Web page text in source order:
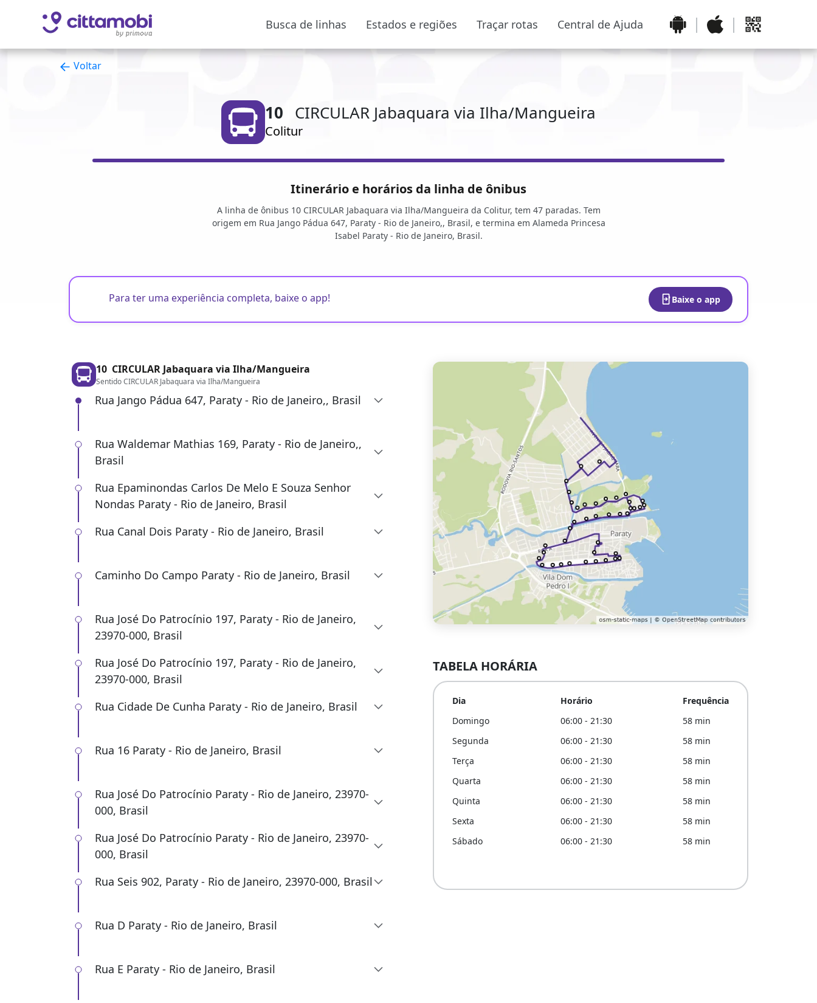
Busca de linhas Estados e regiões Traçar rotas Central de Ajuda
Voltar
10 CIRCULAR Jabaquara via Ilha/Mangueira
Colitur
Itinerário e horários da linha de ônibus
A linha de ônibus 10 CIRCULAR Jabaquara via Ilha/Mangueira da Colitur, tem 47 paradas. Tem
origem em Rua Jango Pádua 647, Paraty - Rio de Janeiro,, Brasil, e termina em Alameda Princesa
Isabel Paraty - Rio de Janeiro, Brasil.
Para ter uma experiência completa, baixe o app! Baixe o app
10 CIRCULAR Jabaquara via Ilha/Mangueira
Sentido CIRCULAR Jabaquara via Ilha/Mangueira
Rua Jango Pádua 647, Paraty - Rio de Janeiro,, Brasil
Rua Waldemar Mathias 169, Paraty - Rio de Janeiro,,
Brasil
Rua Epaminondas Carlos De Melo E Souza Senhor
Nondas Paraty - Rio de Janeiro, Brasil
Rua Canal Dois Paraty - Rio de Janeiro, Brasil
Caminho Do Campo Paraty - Rio de Janeiro, Brasil
Rua José Do Patrocínio 197, Paraty - Rio de Janeiro,
23970-000, Brasil
Rua José Do Patrocínio 197, Paraty - Rio de Janeiro,
23970-000, Brasil
Rua Cidade De Cunha Paraty - Rio de Janeiro, Brasil
Rua 16 Paraty - Rio de Janeiro, Brasil
Rua José Do Patrocínio Paraty - Rio de Janeiro, 23970-
000, Brasil
Rua José Do Patrocínio Paraty - Rio de Janeiro, 23970-
000, Brasil
Rua Seis 902, Paraty - Rio de Janeiro, 23970-000, Brasil
Rua D Paraty - Rio de Janeiro, Brasil
Rua E Paraty - Rio de Janeiro, Brasil
TABELA HORÁRIA
Dia
Domingo
Segunda
Terça
Quarta
Quinta
Sexta
Sábado
Horário
06:00 - 21:30
06:00 - 21:30
06:00 - 21:30
06:00 - 21:30
06:00 - 21:30
06:00 - 21:30
06:00 - 21:30
Frequência
58 min
58 min
58 min
58 min
58 min
58 min
58 min